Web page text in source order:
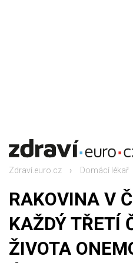
Zdraví.euro.cz Domácí lékař
RAKOVINA V
KAŽDÝ TŘETÍ
ŽIVOTA